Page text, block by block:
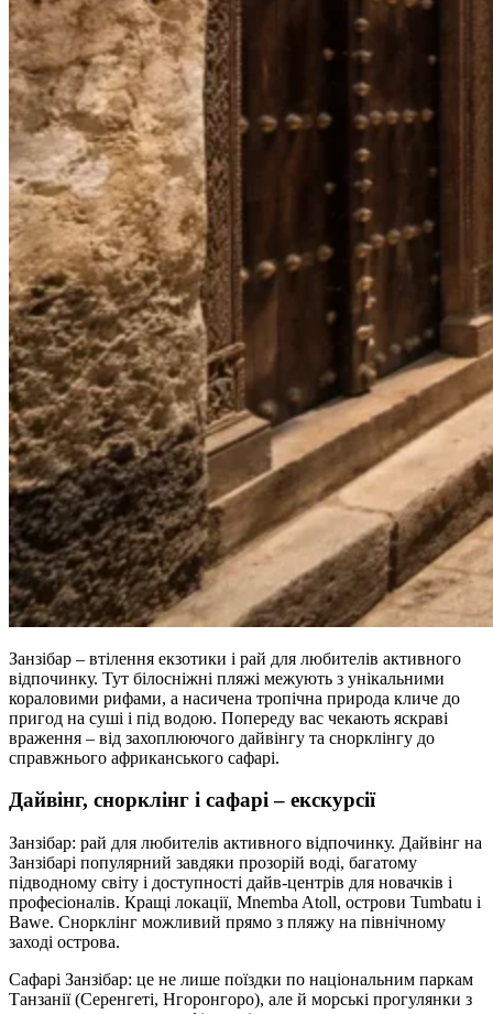
Занзібар – втілення екзотики і рай для любителів активного
відпочинку. Тут білосніжні пляжі межують з унікальними
кораловими рифами, а насичена тропічна природа кличе до
пригод на суші і під водою. Попереду вас чекають яскраві
враження – від захоплюючого дайвінгу та снорклінгу до
справжнього африканського сафарі.
Дайвінг, снорклінг і сафарі – екскурсії
Занзібар: рай для любителів активного відпочинку. Дайвінг на
Занзібарі популярний завдяки прозорій воді, багатому
підводному світу і доступності дайв-центрів для новачків і
професіоналів. Кращі локації, Mnemba Atoll, острови Tumbatu і
Bawe. Снорклінг можливий прямо з пляжу на північному
заході острова.
Сафарі Занзібар: це не лише поїздки по національним паркам
Танзанії (Серенгеті, Нгоронгоро), але й морські прогулянки з